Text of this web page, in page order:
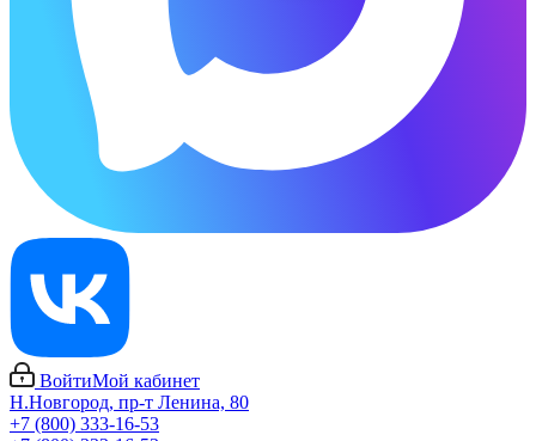
ВойтиМой кабинет
Н.Новгород, пр-т Ленина, 80
+7 (800) 333-16-53